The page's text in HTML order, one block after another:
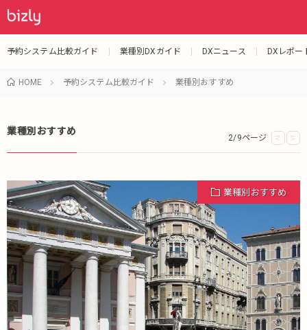
予約システム比較ガイド 業種別DXガイド DXニュース DXレポー
HOME 予約システム比較ガイド 業種別おすすめ
業種別おすすめ
2/9ページ < >
業種別おすすめ